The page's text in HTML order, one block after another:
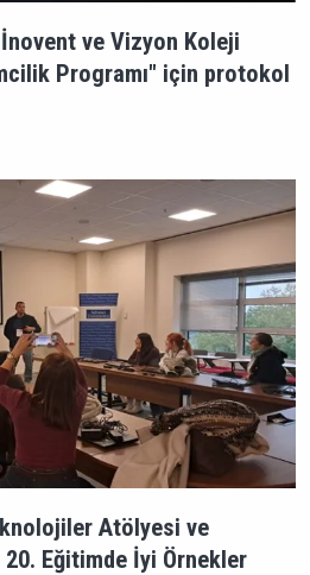
ve Vizyon Koleji
Programı" için protokol
Atölyesi ve
Eğitimde İyi Örnekler